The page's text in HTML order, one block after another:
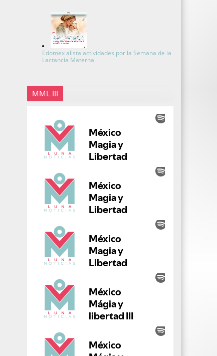
Edomex alista actividades por la Semana de la
Lactancia Materna
MML III